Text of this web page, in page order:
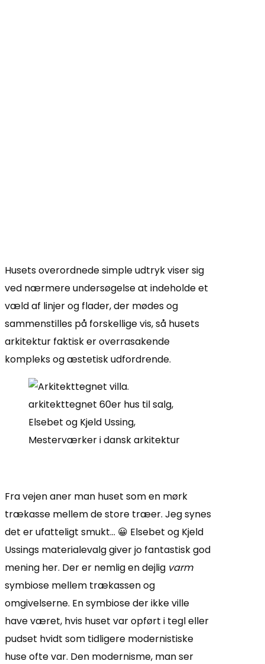
Husets overordnede simple udtryk viser sig
ved nærmere undersøgelse at indeholde et
væld af linjer og flader, der mødes og
sammenstilles på forskellige vis, så husets
arkitektur faktisk er overrasakende
kompleks og æstetisk udfordrende.
Fra vejen aner man huset som en mørk
trækasse mellem de store træer. Jeg synes
det er ufatteligt smukt… 😀 Elsebet og Kjeld
Ussings materialevalg giver jo fantastisk god
mening her. Der er nemlig en dejlig varm
symbiose mellem trækassen og
omgivelserne. En symbiose der ikke ville
have været, hvis huset var opført i tegl eller
pudset hvidt som tidligere modernistiske
huse ofte var. Den modernisme, man ser